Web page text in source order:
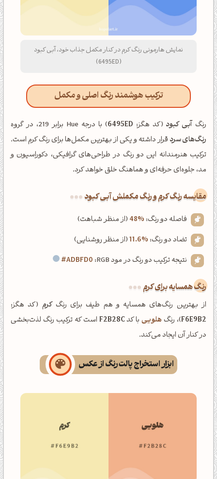
نمایش هارمونی رنگ کرم در کنار مکمل جذاب خود، آبی کبود
(6495ED)
ترکیب هوشمند رنگ اصلی و مکمل
رنگ آبی کبود (کد هگز: 6495ED) با درجه Hue برابر 219، در گروه
رنگ‌های سرد قرار داشته و یکی از بهترین مکمل‌ها برای رنگ کرم است.
ترکیب هنرمندانه این دو رنگ در طراحی‌های گرافیکی، دکوراسیون و
مد، جلوه‌ای حرفه‌ای و هماهنگ خلق خواهد کرد.
‌مقایسه رنگ کرم و رنگ مکملش آبی کبود
فاصله دو رنگ: 48% (از منظر شباهت)
تضاد دو رنگ: 11.6%(از منظر روشنایی)
نتیجه ترکیب دو رنگ در مود RGB:
#ADBFD0
رنگ همسایه برای کرم
از بهترین رنگ‌های همسایه و هم طیف برای رنگکرم (کد هگز:
F6E9B2)، رنگهلوییبا کدF2B28C است که ترکیب رنگ لذت‌بخشی
در کنار آن ایجاد می‌کند.
ابزار استخراج پالت رنگ از عکس